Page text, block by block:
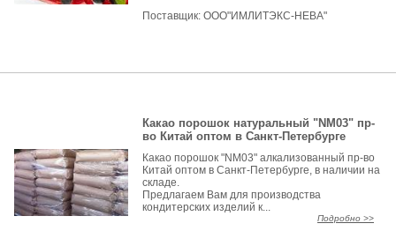
Поставщик:ООО"ИМЛИТЭКС-НЕВА"
Какао порошок натуральный "NM03" пр-
во Китай оптом в Санкт-Петербурге
Какао порошок "NM03" алкализованный пр-во
Китай оптом в Санкт-Петербурге, в наличии на
складе.
Предлагаем Вам для производства
кондитерских изделий к...
Подробно >>